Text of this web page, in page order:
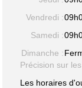
Vendredi :
Samedi :
Dimanche :
Précision sur
Les horaires